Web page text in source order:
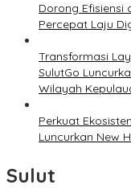
Dorong Efisiensi
Percepat Laju
Transformasi
SulutGo
Wilayah
Perkuat
Luncurkan New
Sulut